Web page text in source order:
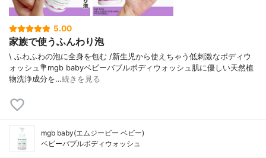
5.00
家族で使うふんわり泡
\ ふわふわの泡に全身を包む /⁡新生児から使えちゃう低刺激なボディウ
ォッシュ⁡⁡💐mgb babyベビーバブルボディウォッシュ⁡⁡肌に優しい天然植
物洗浄成分を…続きを見る
mgb baby(エムジービー ベビー)
ベビーバブルボディウォッシュ